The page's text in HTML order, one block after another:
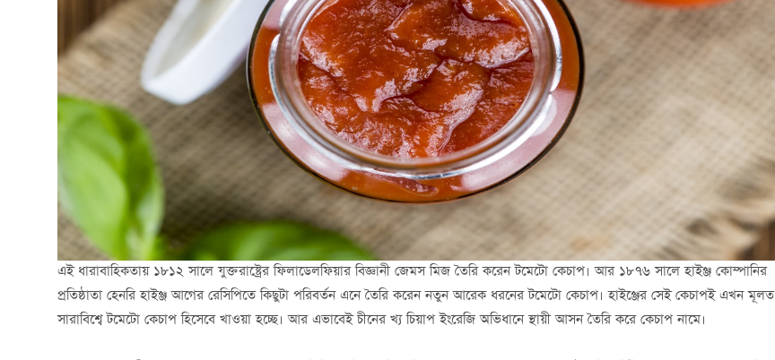
এই ধারাবাহিকতায় ১৮১২ সালে যুক্তরাষ্ট্রের ফিলাডেলফিয়ার বিজ্ঞানী জেমস মিজ তৈরি করেন টমেটো কেচাপ। আর ১৮৭৬ সালে হাইঞ্জ কোম্পানির
প্রতিষ্ঠাতা হেনরি হাইঞ্জ আগের রেসিপিতে কিছুটা পরিবর্তন এনে তৈরি করেন নতুন আরেক ধরনের টমেটো কেচাপ। হাইঞ্জের সেই কেচাপই এখন মূলত
সারাবিশ্বে টমেটো কেচাপ হিসেবে খাওয়া হচ্ছে। আর এভাবেই চীনের খ্য চিয়াপ ইংরেজি অভিধানে স্থায়ী আসন তৈরি করে কেচাপ নামে।